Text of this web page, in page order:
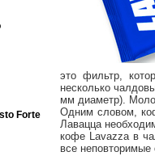
Forte
это фильтр,
несколько
мм диаметр).
Одним словом,
Лавацца
кофе Lavazza в
все неповторимые